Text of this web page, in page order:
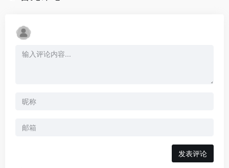
发表评论